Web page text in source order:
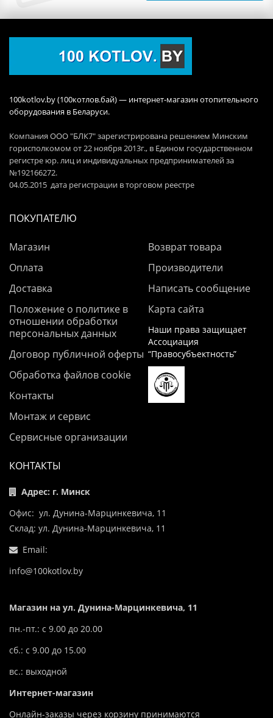
100kotlov.by (100котлов.бай) — интернет-магазин отопительного
оборудования в Беларуси.
Компания ООО "БЛК7" зарегистрирована решением Минским
горисполкомом от 22 ноября 2013г., в Едином государственном
регистре юр. лиц и индивидуальных предпринимателей за
№192166272.
04.05.2015 дата регистрации в торговом реестре
ПОКУПАТЕЛЮ
Магазин
Оплата
Доставка
Положение о политике в
отношении обработки
персональных данных
Договор публичной оферты
Обработка файлов cookie
Контакты
Монтаж и сервис
Сервисные организации
Возврат товара
Производители
Написать сообщение
Карта сайта
Наши права защищает
Ассоциация
“Правосубъектность”
КОНТАКТЫ
Адрес: г. Минск
Офис: ул. Дунина-Марцинкевича, 11
Склад: ул. Дунина-Марцинкевича, 11
Email:
info@100kotlov.by
Магазин на ул. Дунина-Марцинкевича, 11
пн.-пт.: с 9.00 до 20.00
сб.: с 9.00 до 15.00
вс.: выходной
Интернет-магазин
Онлайн-заказы через корзину принимаются